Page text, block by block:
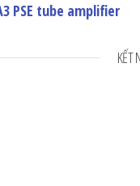
PSE tube amplifier
KẾT